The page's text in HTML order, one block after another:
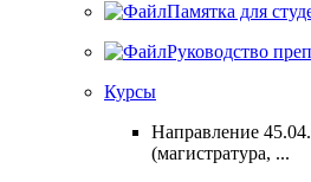
Памятка для
Руководство
Курсы
Направление
(магистратура, ...